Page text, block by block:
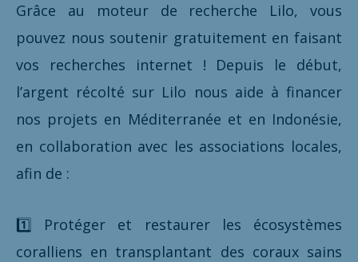
Grâce au moteur de recherche Lilo, vous
pouvez nous soutenir gratuitement en faisant
vos recherches internet ! Depuis le début,
l’argent récolté sur Lilo nous aide à financer
nos projets en Méditerranée et en Indonésie,
en collaboration avec les associations locales,
afin de :
1️⃣ Protéger et restaurer les écosystèmes
coralliens en transplantant des coraux sains